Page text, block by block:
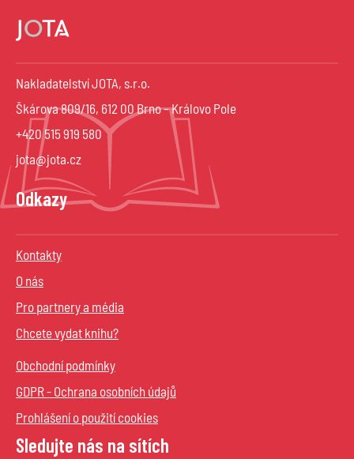
Nakladatelství JOTA, s.r.o.
Škárova 809/16, 612 00 Brno – Královo Pole
+420 515 919 580
jota@jota.cz
Odkazy
Kontakty
O nás
Pro partnery a média
Chcete vydat knihu?
Obchodní podmínky
GDPR - Ochrana osobních údajů
Prohlášení o použití cookies
Sledujte nás na sítích